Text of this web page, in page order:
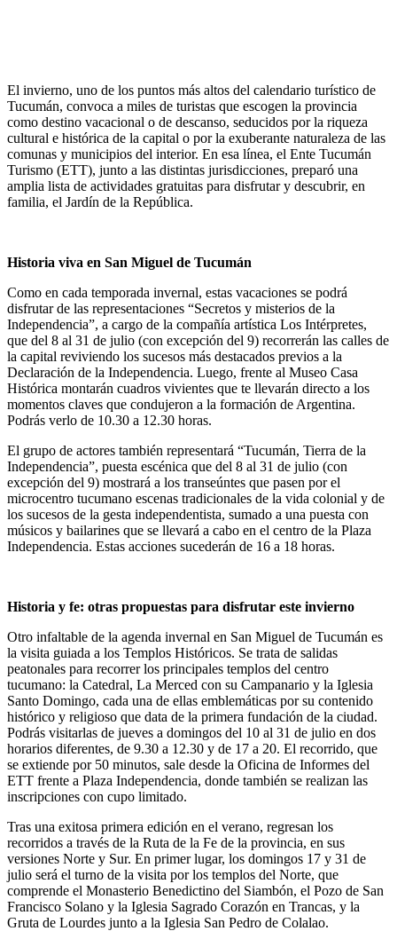
El invierno, uno de los puntos más altos del calendario turístico de
Tucumán, convoca a miles de turistas que escogen la provincia
como destino vacacional o de descanso, seducidos por la riqueza
cultural e histórica de la capital o por la exuberante naturaleza de las
comunas y municipios del interior. En esa línea, el Ente Tucumán
Turismo (ETT), junto a las distintas jurisdicciones, preparó una
amplia lista de actividades gratuitas para disfrutar y descubrir, en
familia, el Jardín de la República.
Historia viva en San Miguel de Tucumán
Como en cada temporada invernal, estas vacaciones se podrá
disfrutar de las representaciones “Secretos y misterios de la
Independencia”, a cargo de la compañía artística Los Intérpretes,
que del 8 al 31 de julio (con excepción del 9) recorrerán las calles de
la capital reviviendo los sucesos más destacados previos a la
Declaración de la Independencia. Luego, frente al Museo Casa
Histórica montarán cuadros vivientes que te llevarán directo a los
momentos claves que condujeron a la formación de Argentina.
Podrás verlo de 10.30 a 12.30 horas.
El grupo de actores también representará “Tucumán, Tierra de la
Independencia”, puesta escénica que del 8 al 31 de julio (con
excepción del 9) mostrará a los transeúntes que pasen por el
microcentro tucumano escenas tradicionales de la vida colonial y de
los sucesos de la gesta independentista, sumado a una puesta con
músicos y bailarines que se llevará a cabo en el centro de la Plaza
Independencia. Estas acciones sucederán de 16 a 18 horas.
Historia y fe: otras propuestas para disfrutar este invierno
Otro infaltable de la agenda invernal en San Miguel de Tucumán es
la visita guiada a los Templos Históricos. Se trata de salidas
peatonales para recorrer los principales templos del centro
tucumano: la Catedral, La Merced con su Campanario y la Iglesia
Santo Domingo, cada una de ellas emblemáticas por su contenido
histórico y religioso que data de la primera fundación de la ciudad.
Podrás visitarlas de jueves a domingos del 10 al 31 de julio en dos
horarios diferentes, de 9.30 a 12.30 y de 17 a 20. El recorrido, que
se extiende por 50 minutos, sale desde la Oficina de Informes del
ETT frente a Plaza Independencia, donde también se realizan las
inscripciones con cupo limitado.
Tras una exitosa primera edición en el verano, regresan los
recorridos a través de la Ruta de la Fe de la provincia, en sus
versiones Norte y Sur. En primer lugar, los domingos 17 y 31 de
julio será el turno de la visita por los templos del Norte, que
comprende el Monasterio Benedictino del Siambón, el Pozo de San
Francisco Solano y la Iglesia Sagrado Corazón en Trancas, y la
Gruta de Lourdes junto a la Iglesia San Pedro de Colalao.